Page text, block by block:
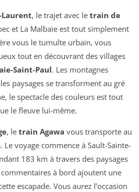
Laurent, le trajet avec le train de
et La Malbaie est tout simplement
vous le tumulte urbain, vous
tout en découvrant des villages
Saint-Paul. Les montagnes
paysages se transforment au gré
le spectacle des couleurs est tout
le fleuve lui-même.
, le train Agawa vous transporte au
voyage commence à Sault-Sainte-
183 km à travers des paysages
à bord ajoutent une
escapade. Vous aurez l’occasion